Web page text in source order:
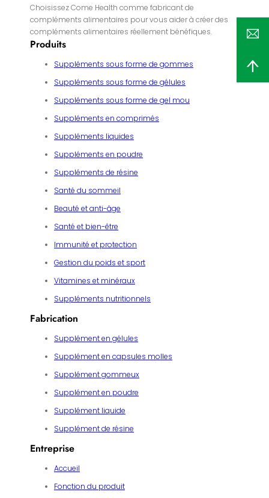
Choisissez Come Health comme fabricant de
compléments alimentaires pour vous aider à créer des
compléments alimentaires réellement bénéfiques.
Produits
Suppléments sous forme de gommes
Suppléments sous forme de gélules
Suppléments sous forme de gel mou
Suppléments en comprimés
Suppléments liquides
Suppléments en poudre
Suppléments de résine
Santé du sommeil
Beauté et anti-âge
Santé et bien-être
Immunité et protection
Gestion du poids et sport
Vitamines et minéraux
Suppléments nutritionnels
Fabrication
Supplément en gélules
Supplément en capsules molles
Supplément gommeux
Supplément en poudre
Supplément liquide
Supplément de résine
Entreprise
Accueil
Fonction du produit